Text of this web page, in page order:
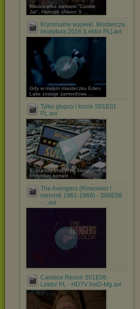
Właścicielka piekarni "Cookie
Jar", Hannah (Alison S ...
Kryminalne wypieki. Mordercza
receptura.2016 [Lektor PL].avi
Gdy w małym miasteczku Eden
Lake zostaje zamordowa ...
Tylko głupcy i konie S01E01
PL.avi
1. Starszy brat W tej klasycznej
brytyjskiej komed ...
The Avengers (Rewolwer i
melonik 1961-1968) - S06E08
-....avi
Candice Renoir S01E06 -
Lektor PL - HDTV.XviD-Mg.avi